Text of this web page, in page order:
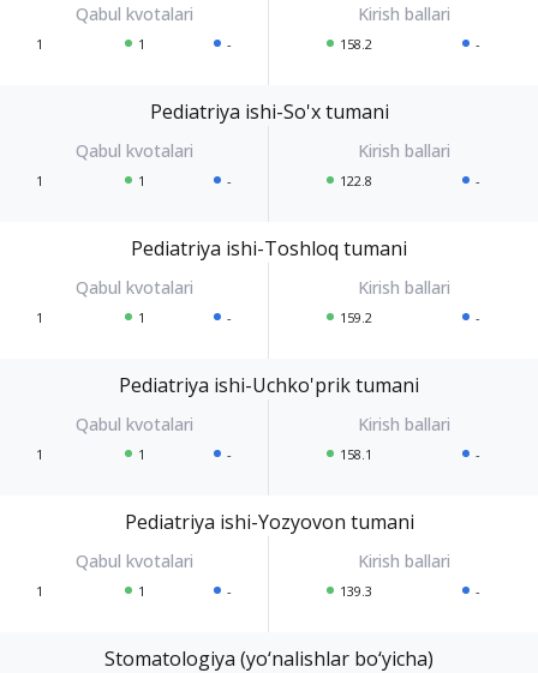
1 1 - 158.2 -
Pediatriya ishi-So'x tumani
1 1 - 122.8 -
Pediatriya ishi-Toshloq tumani
1 1 - 159.2 -
Pediatriya ishi-Uchko'prik tumani
1 1 - 158.1 -
Pediatriya ishi-Yozyovon tumani
1 1 - 139.3 -
Stomatologiya (yo‘nalishlar bo‘yicha)